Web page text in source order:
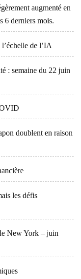
augmenté en
6 derniers mois.
de l’IA
: semaine du 22 juin
doublent en raison
les défis
New York – juin